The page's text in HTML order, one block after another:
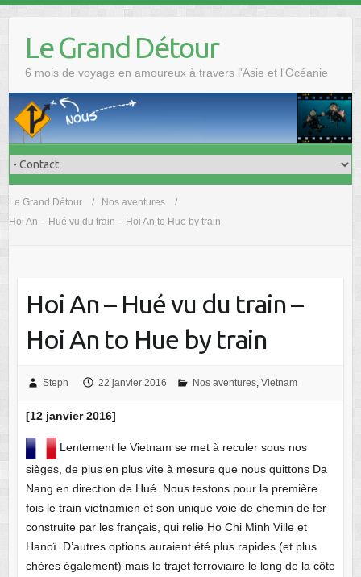
Le Grand Détour
6 mois de voyage en amoureux à travers l'Asie et l'Océanie
Le Grand Détour
Nos aventures
Hoi An – Hué vu du train – Hoi An to Hue by train
Hoi An – Hué vu du train –
Hoi An to Hue by train
Steph 22 janvier 2016 Nos aventures, Vietnam
[12 janvier 2016]
Lentement le Vietnam se met à reculer sous nos
sièges, de plus en plus vite à mesure que nous quittons Da
Nang en direction de Hué. Nous testons pour la première
fois le train vietnamien et son unique voie de chemin de fer
construite par les français, qui relie Ho Chi Minh Ville et
Hanoï. D’autres options auraient été plus rapides (et plus
chères également) mais le trajet ferroviaire le long de la côte